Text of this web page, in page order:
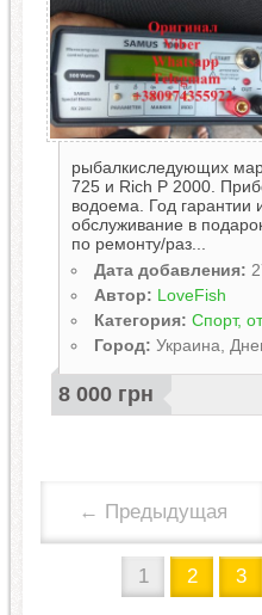
рыбалкиследующих
725 и Rich P 2000.
водоема. Год гарантии
обслуживание в
по ремонту/раз...
Дата добавления:
Автор: LoveFish
Категория: Спорт,
Город: Украина,
8 000 грн
← Предыдущая
1 2 3